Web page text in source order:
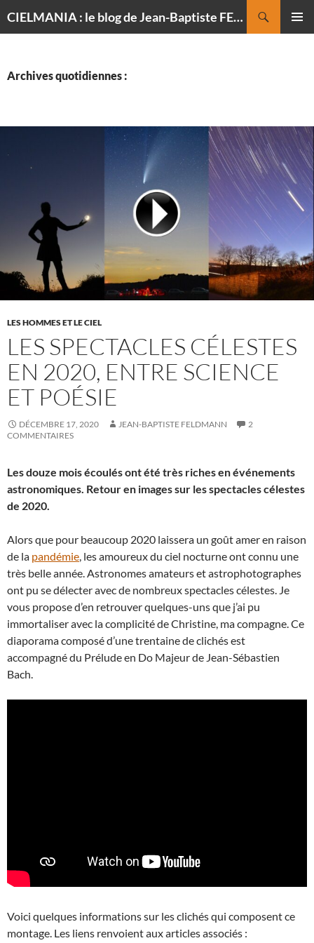
CIELMANIA : le blog de Jean-Baptiste FELDMANN, photographe du ciel
Archives quotidiennes :
LES HOMMES ET LE CIEL
LES SPECTACLES CÉLESTES
EN 2020, ENTRE SCIENCE
ET POÉSIE
DÉCEMBRE 17, 2020 JEAN-BAPTISTE FELDMANN
2
COMMENTAIRES
Les douze mois écoulés ont été très riches en événements
astronomiques. Retour en images sur les spectacles célestes
de 2020.
Alors que pour beaucoup 2020 laissera un goût amer en raison
de la pandémie, les amoureux du ciel nocturne ont connu une
très belle année. Astronomes amateurs et astrophotographes
ont pu se délecter avec de nombreux spectacles célestes. Je
vous propose d’en retrouver quelques-uns que j’ai pu
immortaliser avec la complicité de Christine, ma compagne. Ce
diaporama composé d’une trentaine de clichés est
accompagné du Prélude en Do Majeur de Jean-Sébastien
Bach.
Voici quelques informations sur les clichés qui composent ce
montage. Les liens renvoient aux articles associés :